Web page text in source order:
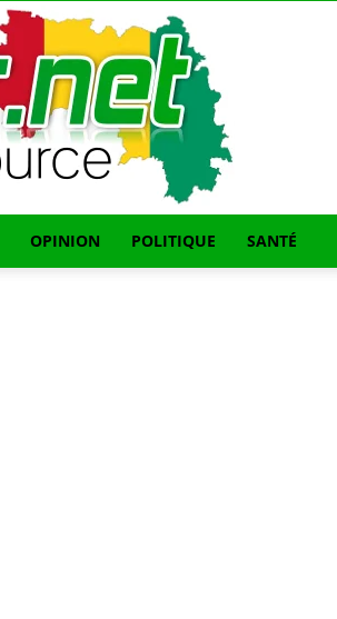
OPINION POLITIQUE SANTÉ